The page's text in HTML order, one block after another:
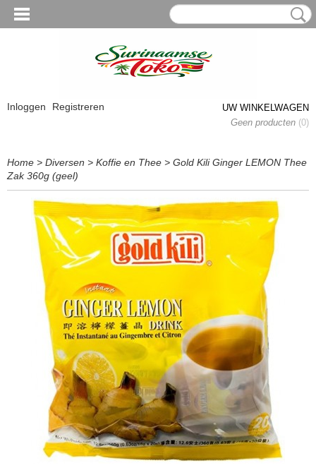
Inloggen Registreren
UW WINKELWAGEN
Geen producten (0)
Home > Diversen > Koffie en Thee > Gold Kili Ginger LEMON Thee
Zak 360g (geel)